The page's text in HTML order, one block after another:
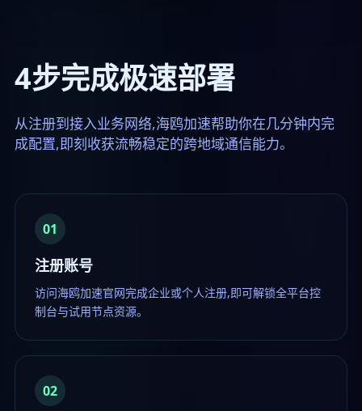
4步完成极速部署
从注册到接入业务网络,海鸥加速帮助你在几分钟内完
成配置,即刻收获流畅稳定的跨地域通信能力。
01
注册账号
访问海鸥加速官网完成企业或个人注册,即可解锁全平台控
制台与试用节点资源。
02